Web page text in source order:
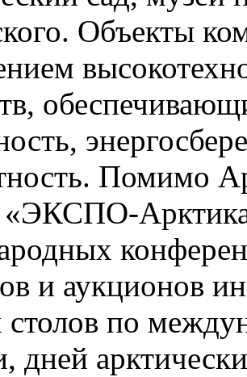
Объекты
Помимо
«ЭКСПО-
и аукционов
столов по
дней